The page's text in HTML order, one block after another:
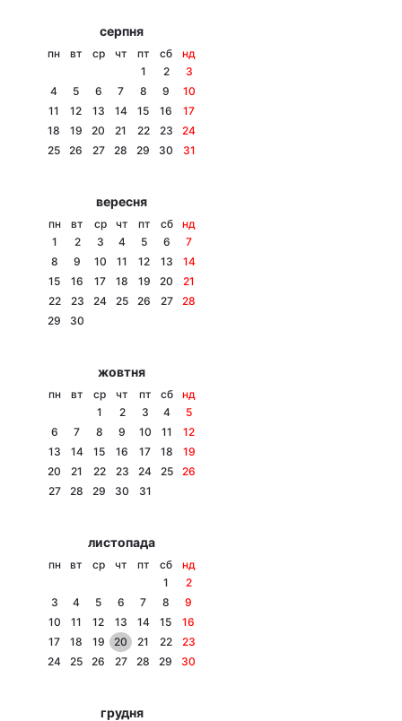
Тема оформлення
серпня
пн вт ср чт пт сб
нд
1
2
3
4
5 6 7 8 9
10
11
12 13 14 15 16
17
18
19 20 21 22 23
24
25
26 27 28 29 30 31
вересня
пн вт ср чт пт сб
нд
1
2 3 4 5 6
7
8
9 10 11 12 13
14
15
16 17 18 19 20
21
22
23 24 25 26 27
28
29
30
жовтня
пн вт ср чт пт сб
нд
1
2 3 4
5
6
7 8 9 10 11
12
13
14 15 16 17 18
19
20
21 22 23 24 25
26
27
28 29 30 31
листопада
пн вт ср чт пт сб
нд
1
2
3
4 5 6 7 8
9
10
11 12 13 14 15
16
17
18 19 20 21 22
23
24
25 26 27 28 29 30
грудня